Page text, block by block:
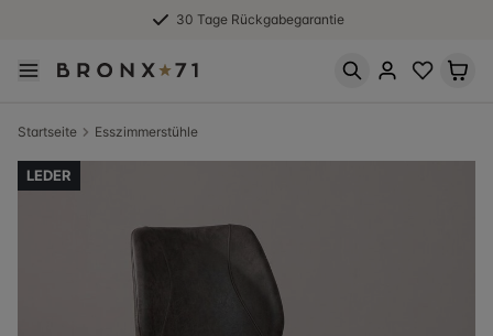
30 Tage Rückgabegarantie
Startseite Esszimmerstühle
LEDER